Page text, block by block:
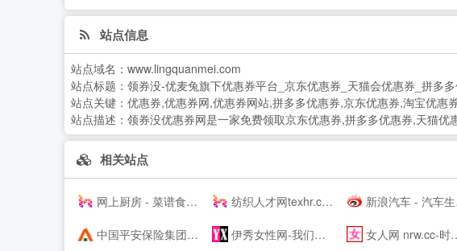
站点信息
站点域名： www.lingquanmei.com
站点标题： 领券没-优麦兔旗下优惠券平台_京东优惠券_天猫会优惠券_拼多
站点关键： 优惠券,优惠券网,优惠券网站,拼多多优惠券,京东优惠券,淘宝优惠
站点描述： 领券没优惠券网是一家免费领取京东优惠券,拼多多优惠券,天猫优
相关站点
网上厨房 - 菜谱食谱大全 - 学做家常菜的美食网 纺织人才网texhr.cn-纺织---纺织人才--站 新浪汽车 - 汽车生活源动力！
中国平安保险集团提供专业的保险、银行、投资、贷款、理财服务 伊秀女性网-我们致力于专业的女性时尚-- 女人网 nrw.cc-时尚女性--